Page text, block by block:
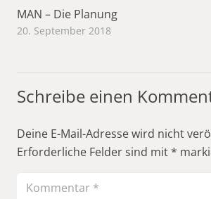
MAN – Die Planung
20. September 2018
Schreibe einen
Deine E-Mail-Adresse wird nicht
Erforderliche Felder sind mit*